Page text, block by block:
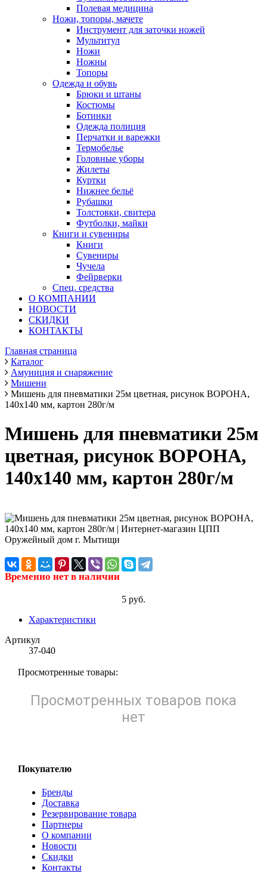
Полевая медицина
Ножи, топоры, мачете
Инструмент для заточки ножей
Мультитул
Ножи
Ножны
Топоры
Одежда и обувь
Брюки и штаны
Костюмы
Ботинки
Одежда полиция
Перчатки и варежки
Термобелье
Головные уборы
Жилеты
Куртки
Нижнее бельё
Рубашки
Толстовки, свитера
Футболки, майки
Книги и сувениры
Книги
Сувениры
Чучела
Фейрверки
Спец. средства
О КОМПАНИИ
НОВОСТИ
СКИДКИ
КОНТАКТЫ
Главная страница
Каталог
Амуниция и снаряжение
Мишени
Мишень для пневматики 25м цветная, рисунок ВОРОНА,
140х140 мм, картон 280г/м
Мишень для пневматики 25м
цветная, рисунок ВОРОНА,
140х140 мм, картон 280г/м
Временно нет в наличии
5 руб.
Характеристики
Артикул
37-040
Просмотренные товары:
Просмотренных товаров пока
нет
Покупателю
Бренды
Доставка
Резервирование товара
Партнеры
О компании
Новости
Скидки
Контакты